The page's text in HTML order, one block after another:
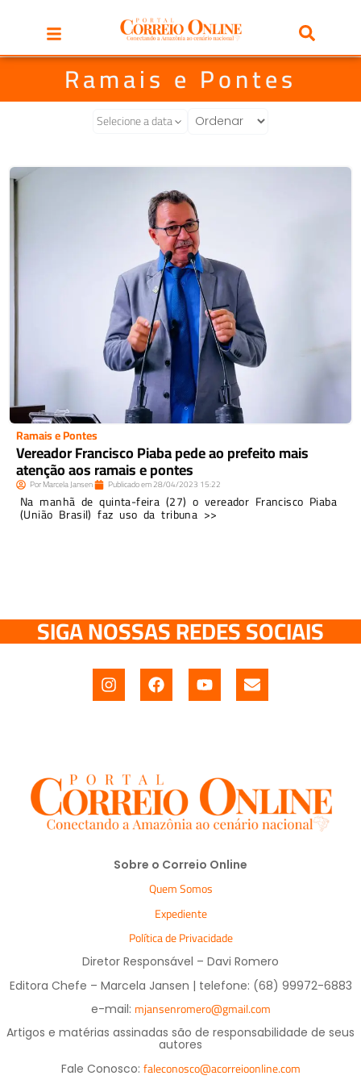
Ramais e Pontes
Selecione a data
Ramais e Pontes
Vereador Francisco Piaba pede ao prefeito mais
atenção aos ramais e pontes
PorMarcela Jansen Publicado em28/04/2023 15:22
Na manhã de quinta-feira (27) o vereador Francisco Piaba
(União Brasil) faz uso da tribuna >>
SIGA NOSSAS REDES SOCIAIS
Sobre o Correio Online
Quem Somos
Expediente
Política de Privacidade
Diretor Responsável – Davi Romero
Editora Chefe – Marcela Jansen | telefone: (68) 99972-6883
e-mail: mjansenromero@gmail.com
Artigos e matérias assinadas são de responsabilidade de seus
autores
Fale Conosco: faleconosco@acorreioonline.com